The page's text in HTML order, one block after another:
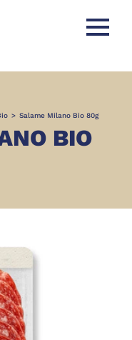
Apri
> Salame Milano Bio 80g
BIO